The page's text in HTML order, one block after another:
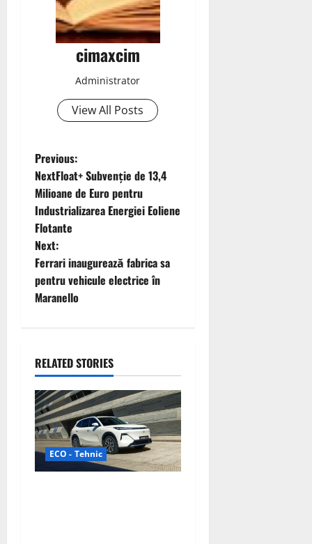
cimaxcim
Administrator
View All Posts
P
o
s
t
n
a
i
g
a
t
Previous:
NextFloat+ Subvenție de 13,4
Milioane de Euro pentru
Industrializarea Energiei Eoliene
Flotante
Next:
Ferrari inaugurează fabrica sa
pentru vehicule electrice în
Maranello
RELATED STORIES
ECO - Tehnic